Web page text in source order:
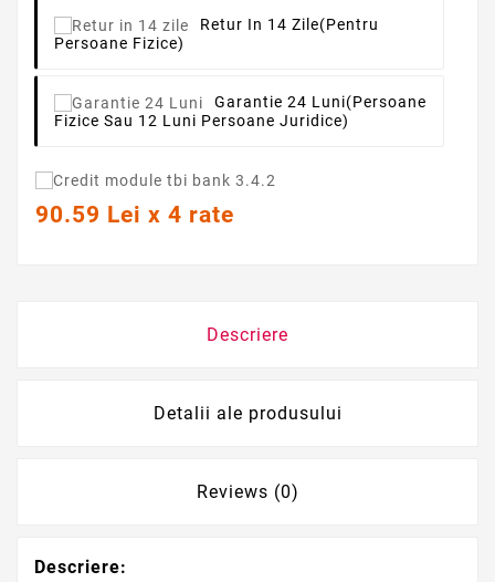
Retur In 14 Zile(pentru
Persoane Fizice)
Garantie 24 Luni(persoane
Fizice Sau 12 Luni Persoane Juridice)
90.59 Lei x 4 rate
Descriere
Detalii ale produsului
Reviews (0)
Descriere: